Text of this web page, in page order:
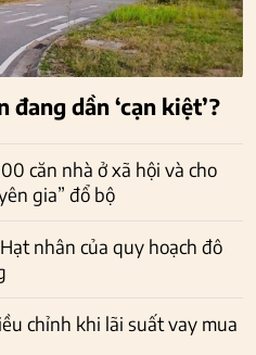
đang dần ‘cạn kiệt’?
căn nhà ở xã hội và cho
gia” đổ bộ
nhân của quy hoạch đô
chỉnh khi lãi suất vay mua